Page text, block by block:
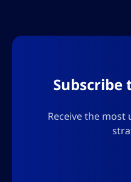
Subscribe
Receive the